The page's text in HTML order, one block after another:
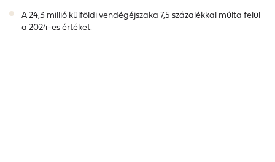
A 24,3 millió külföldi vendégéjszaka 7,5 százalékkal múlta felül
a 2024-es értéket.